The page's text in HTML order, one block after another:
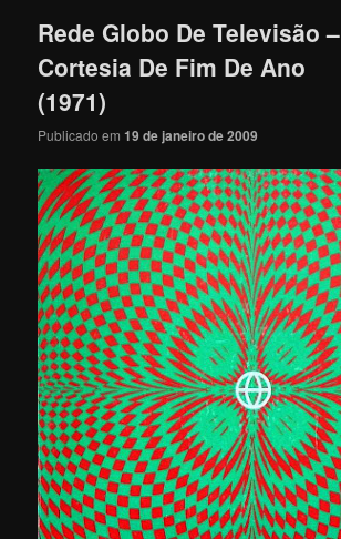
Rede Globo De Televisão –
Cortesia De Fim De Ano
(1971)
Publicado em19 de janeiro de 2009